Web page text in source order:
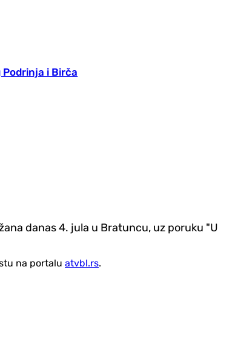
i Birča
danas 4. jula u Bratuncu, uz poruku "U
na portalu atvbl.rs.